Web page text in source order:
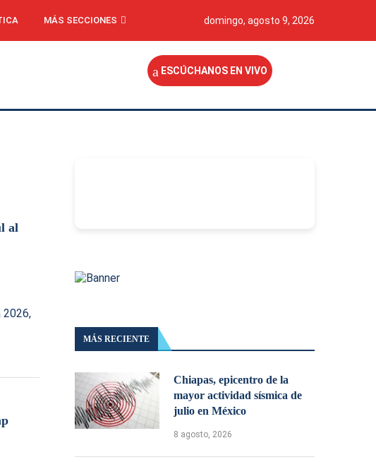
MÁS SECCIONES domingo, agosto 9, 2026
ESCÚCHANOS EN VIVO
al
2026,
MÁS RECIENTE
Chiapas, epicentro de la
mayor actividad sísmica de
julio en México
8 agosto, 2026